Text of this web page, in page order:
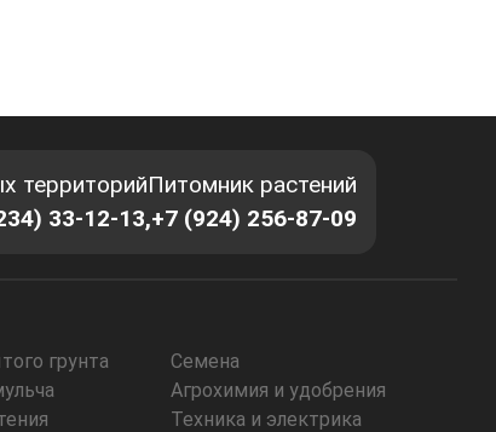
территорийПитомник растений
33-12-13,+7 (924) 256-87-09
грунта
Семена
Агрохимия и удобрения
Техника и электрика